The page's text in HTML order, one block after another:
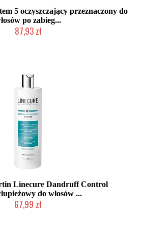
5 oczyszczający przeznaczony do
po zabieg...
87,93 zł
Linecure Dandruff Control
do włosów ...
67,99 zł